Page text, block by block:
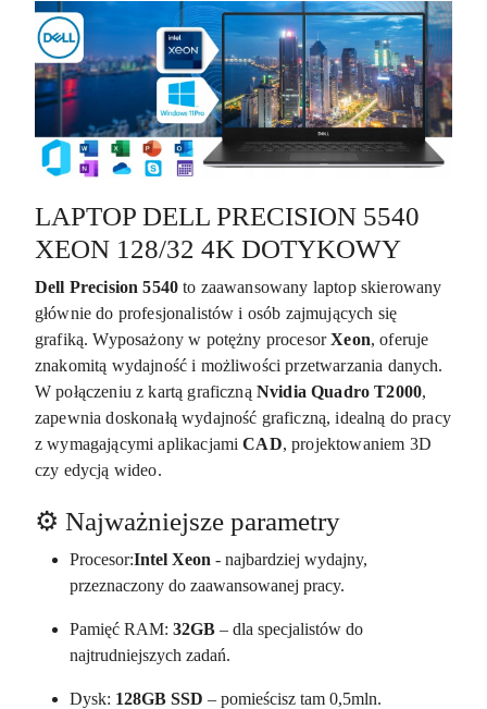
LAPTOP DELL PRECISION 5540
XEON 128/32 4K DOTYKOWY
Dell Precision 5540 to zaawansowany laptop skierowany
głównie do profesjonalistów i osób zajmujących się
grafiką. Wyposażony w potężny procesorXeon, oferuje
znakomitą wydajność i możliwości przetwarzania danych.
W połączeniu z kartą graficzną Nvidia Quadro T2000,
zapewnia doskonałą wydajność graficzną, idealną do pracy
z wymagającymi aplikacjamiCAD, projektowaniem 3D
czy edycją wideo.
⚙️ Najważniejsze parametry
Procesor:Intel Xeon - najbardziej wydajny,
przeznaczony do zaawansowanej pracy.
Pamięć RAM: 32GB – dla specjalistów do
najtrudniejszych zadań.
Dysk: 128GB SSD – pomieścisz tam 0,5mln.